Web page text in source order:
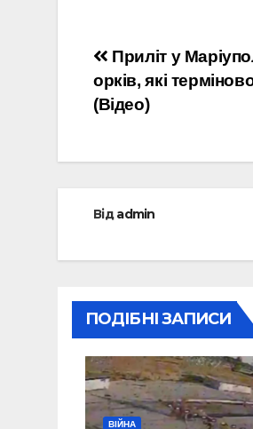
Навігація
записів
Приліт у
орків, які
(Відео)
Відadmin
ПОДІБНІ ЗАПИСИ
ВІЙНА